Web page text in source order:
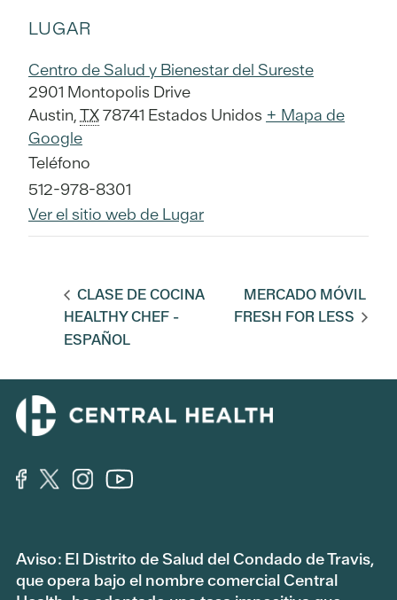
LUGAR
Centro de Salud y Bienestar del Sureste
2901 Montopolis Drive
Austin,TX78741 Estados Unidos + Mapa de
Google
Teléfono
512-978-8301
Ver el sitio web de Lugar
CLASE DE COCINA
HEALTHY CHEF -
ESPAÑOL
MERCADO MÓVIL
FRESH FOR LESS
Aviso: El Distrito de Salud del Condado de Travis,
que opera bajo el nombre comercial Central